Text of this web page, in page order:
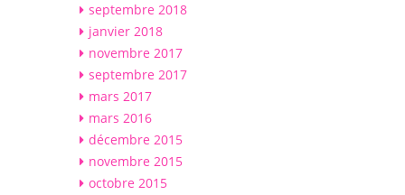
septembre 2018
janvier 2018
novembre 2017
septembre 2017
mars 2017
mars 2016
décembre 2015
novembre 2015
octobre 2015